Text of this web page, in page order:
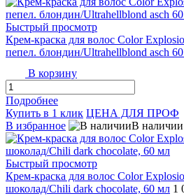
Быстрый просмотр
Крем-краска для волос Color
пепел. блондин/Ultrahellblond asch
В корзину
Подробнее
Купить в 1 клик ЦЕНА ДЛЯ ПРОФ
В избранное
В наличии
Быстрый просмотр
Крем-краска для волос Color
шоколад/Chili dark chocolate, 60 мл 1